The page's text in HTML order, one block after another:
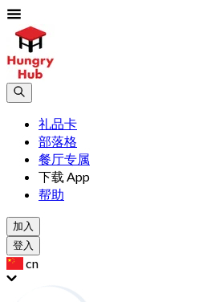
礼品卡
部落格
餐厅专属
下载 App
帮助
加入
登入
cn